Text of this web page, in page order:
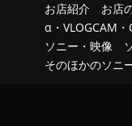
店
の
イ
ベ
す
の
趣
味
お店紹介 お店
α・VLOGCAM
ソニー・映像
そのほかのソニ